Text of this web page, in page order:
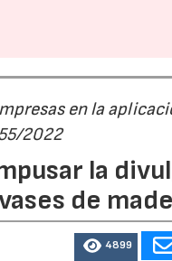
en la
2022
la
de
4899